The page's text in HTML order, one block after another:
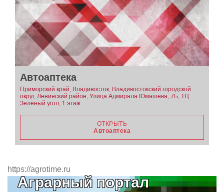
Автоаптека
Приморский край, Владивосток, Владивостокский городской
округ, Ленинский район, Улица Адмирала Юмашева, 7Б, ТЦ
Зелёный угол, 1 этаж
ОТКРЫТЬ
Автоаптека
https://agrotime.ru
Аграрный портал